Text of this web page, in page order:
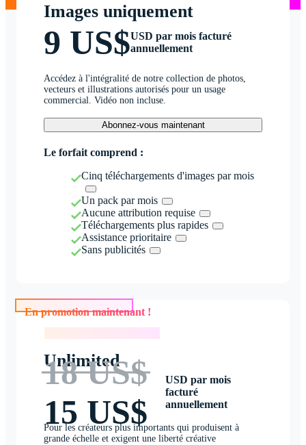
Images uniquement
9 US$USD par mois facturé
annuellement
Accédez à l'intégralité de notre collection de photos,
vecteurs et illustrations autorisés pour un usage
commercial. Vidéo non incluse.
Abonnez-vous maintenant
Le forfait comprend :
Cinq téléchargements d'images par mois
Un pack par mois
Aucune attribution requise
Téléchargements plus rapides
Assistance prioritaire
Sans publicités
En promotion maintenant !
Unlimited
18 US$
15 US$
USD par mois
facturé
annuellement
Pour les créateurs plus importants qui produisent à
grande échelle et exigent une liberté créative